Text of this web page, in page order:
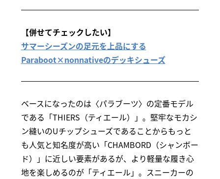
【併せてチェックしたい】
サマーシーズンの足元を上品にする
Paraboot×nonnativeのデッキシューズ
ベースになったのは〈パラブーツ〉の定番モデル
である「THIERS（ティエール）」。堅牢なモカシ
ン縫いのUチップシューズであることからもっと
も人気と知名度が高い「CHAMBORD（シャンボー
ド）」に近しい要素があるが、より軽量な履き心
地を楽しめるのが「ティエール」。スニーカーの